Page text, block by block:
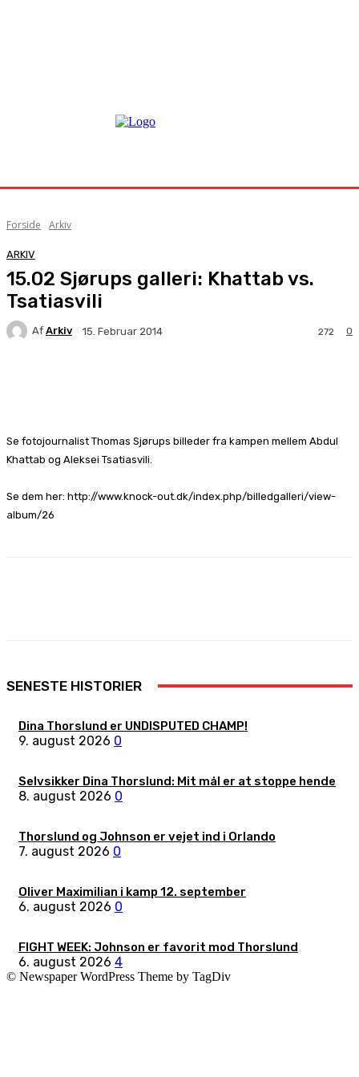
Forside Arkiv
ARKIV
15.02 Sjørups galleri: Khattab vs.
Tsatiasvili
Af Arkiv 15. Februar 2014 0
272
Se fotojournalist Thomas Sjørups billeder fra kampen mellem Abdul
Khattab og Aleksei Tsatiasvili.
Se dem her: http://www.knock-out.dk/index.php/billedgalleri/view-
album/26
SENESTE HISTORIER
Dina Thorslund er UNDISPUTED CHAMP!
9. august 2026 0
Selvsikker Dina Thorslund: Mit mål er at stoppe hende
8. august 2026 0
Thorslund og Johnson er vejet ind i Orlando
7. august 2026 0
Oliver Maximilian i kamp 12. september
6. august 2026 0
FIGHT WEEK: Johnson er favorit mod Thorslund
6. august 2026 4
© Newspaper WordPress Theme by TagDiv